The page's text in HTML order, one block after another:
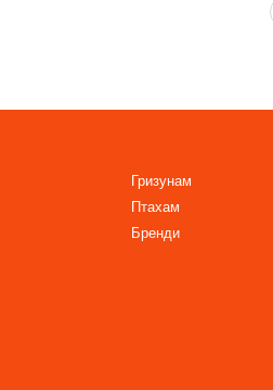
Гризунам
Птахам
Бренди